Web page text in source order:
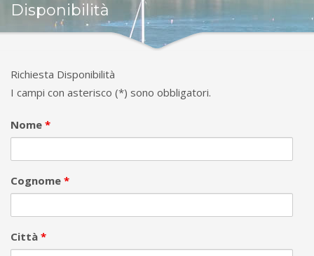
Disponibilità
Richiesta Disponibilità
I campi con asterisco (*) sono obbligatori.
Nome *
Cognome *
Città *